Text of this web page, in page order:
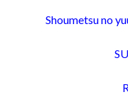
Shoumetsu no